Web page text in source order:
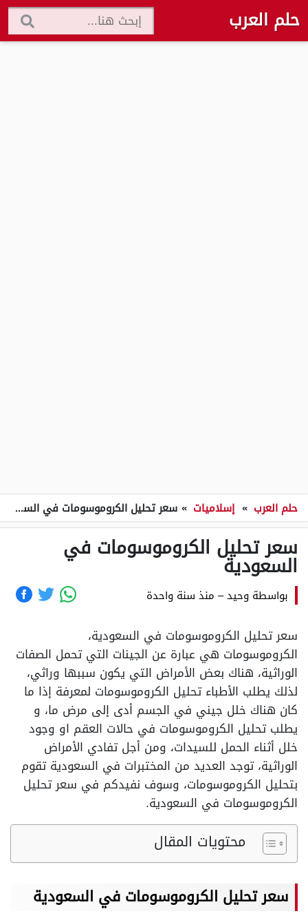
حلم العرب
حلم العرب » إسلاميات » سعر تحليل الكروموسومات في السعودية
سعر تحليل الكروموسومات في
السعودية
بواسطة وحيد– منذ سنة واحدة
سعر تحليل الكروموسومات في السعودية،
الكروموسومات هي عبارة عن الجينات التي تحمل الصفات
الوراثية، هناك بعض الأمراض التي يكون سببها وراثي،
لذلك يطلب الأطباء تحليل الكروموسومات لمعرفة إذا ما
كان هناك خلل جيني في الجسم أدى إلى مرض ما، و
يطلب تحليل الكروموسومات في حالات العقم او وجود
خلل أثناء الحمل للسيدات، ومن أجل تفادي الأمراض
الوراثية، توجد العديد من المختبرات في السعودية تقوم
بتحليل الكروموسومات، وسوف نفيدكم في سعر تحليل
الكروموسومات في السعودية.
محتويات المقال
سعر تحليل الكروموسومات في السعودية